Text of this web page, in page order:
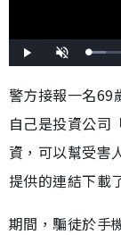
播
放
開
啟
載
入
:
7
7
5
警方接報一名69
自己是投資公司
資，可以幫受害
提供的連結下載
期間，騙徒於手